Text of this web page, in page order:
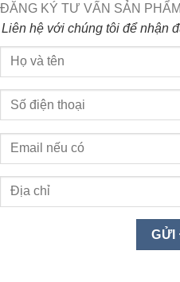
ĐĂNG KÝ TƯ VẤN SẢN PHẨM
Liên hệ với chúng tôi để nhận